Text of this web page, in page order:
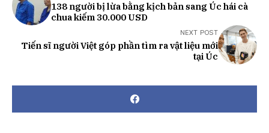
138 người bị lừa bằng kịch bản sang Úc hái cà
chua kiếm 30.000 USD
NEXT POST
Tiến sĩ người Việt góp phần tìm ra vật liệu mới
tại Úc